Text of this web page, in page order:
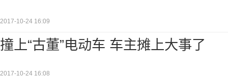
2017-10-24 16:09
撞上“古董”电动车 车主摊上大事了
2017-10-24 16:08